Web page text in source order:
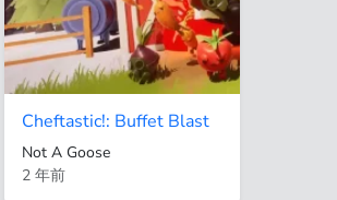
Cheftastic!: Buffet Blast
Not A Goose
2 年前